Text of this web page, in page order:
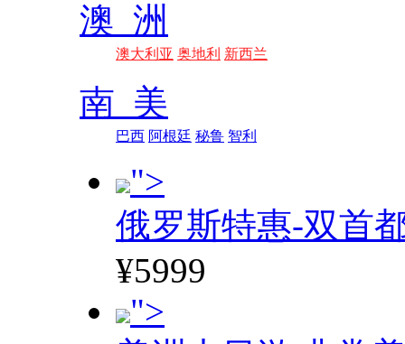
澳 洲
澳大利亚 奥地利 新西兰
南 美
巴西 阿根廷 秘鲁 智利
">
俄罗斯特惠-双首
¥5999
">